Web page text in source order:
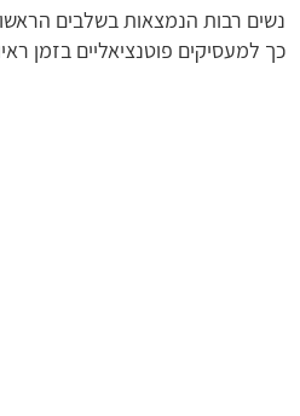
נשים רבות הנמצאות בשלבים
כך למעסיקים פוטנציאליים בזמן